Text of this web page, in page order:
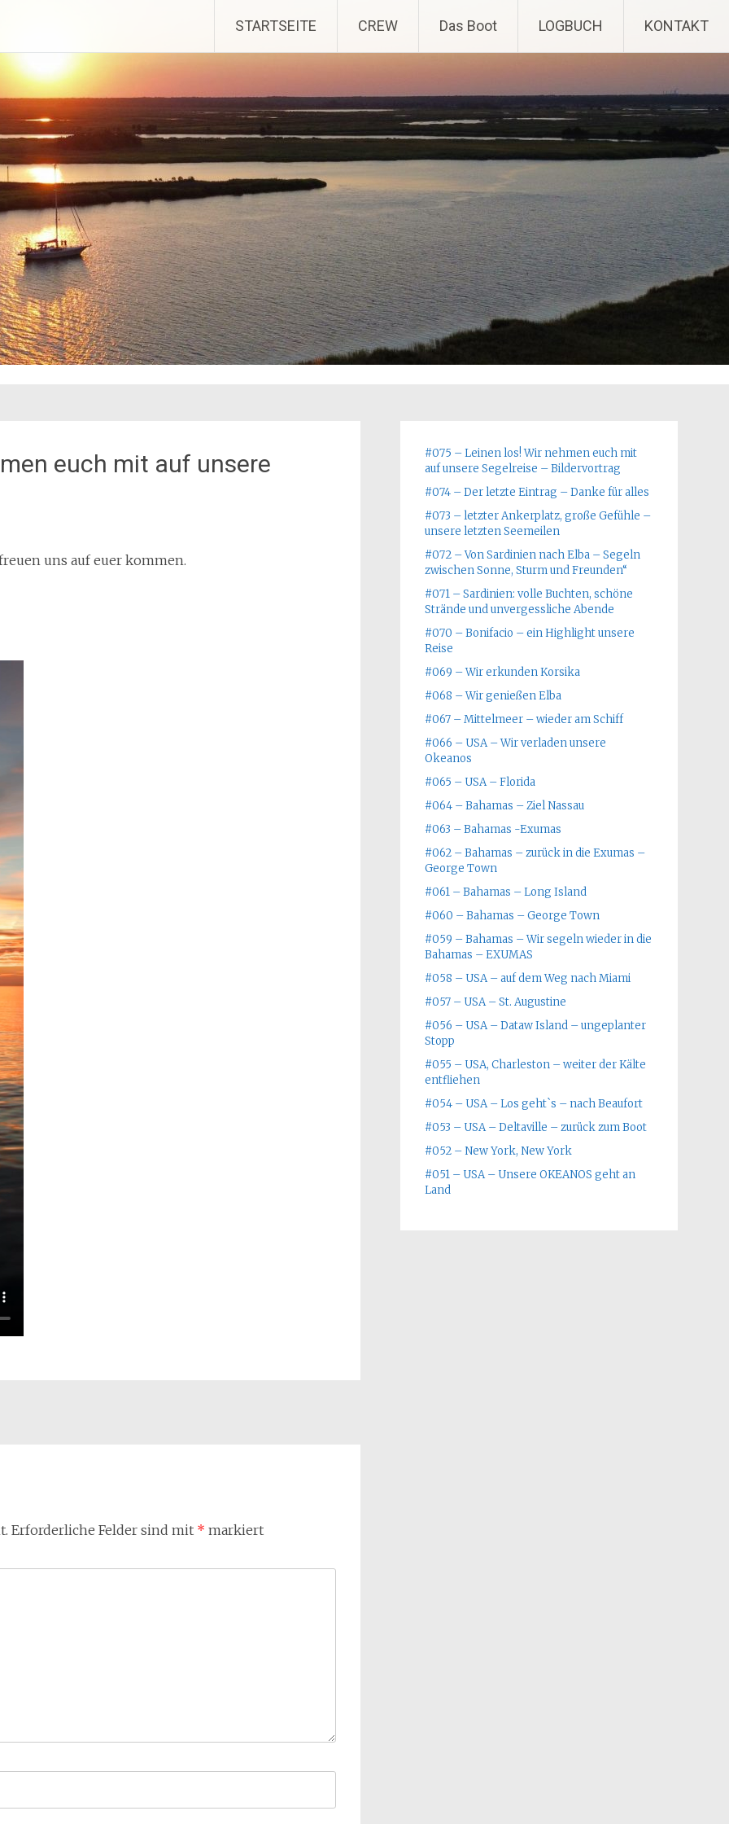
STARTSEITE CREW Das Boot LOGBUCH KONTAKT
euch mit auf unsere
uns auf euer kommen.
Erforderliche Felder sind mit * markiert
#075 – Leinen los! Wir nehmen euch mit
auf unsere Segelreise – Bildervortrag
#074 – Der letzte Eintrag – Danke für alles
#073 – letzter Ankerplatz, große Gefühle –
unsere letzten Seemeilen
#072 – Von Sardinien nach Elba – Segeln
zwischen Sonne, Sturm und Freunden“
#071 – Sardinien: volle Buchten, schöne
Strände und unvergessliche Abende
#070 – Bonifacio – ein Highlight unsere
Reise
#069 – Wir erkunden Korsika
#068 – Wir genießen Elba
#067 – Mittelmeer – wieder am Schiff
#066 – USA – Wir verladen unsere
Okeanos
#065 – USA – Florida
#064 – Bahamas – Ziel Nassau
#063 – Bahamas -Exumas
#062 – Bahamas – zurück in die Exumas –
George Town
#061 – Bahamas – Long Island
#060 – Bahamas – George Town
#059 – Bahamas – Wir segeln wieder in die
Bahamas – EXUMAS
#058 – USA – auf dem Weg nach Miami
#057 – USA – St. Augustine
#056 – USA – Dataw Island – ungeplanter
Stopp
#055 – USA, Charleston – weiter der Kälte
entfliehen
#054 – USA – Los geht`s – nach Beaufort
#053 – USA – Deltaville – zurück zum Boot
#052 – New York, New York
#051 – USA – Unsere OKEANOS geht an
Land